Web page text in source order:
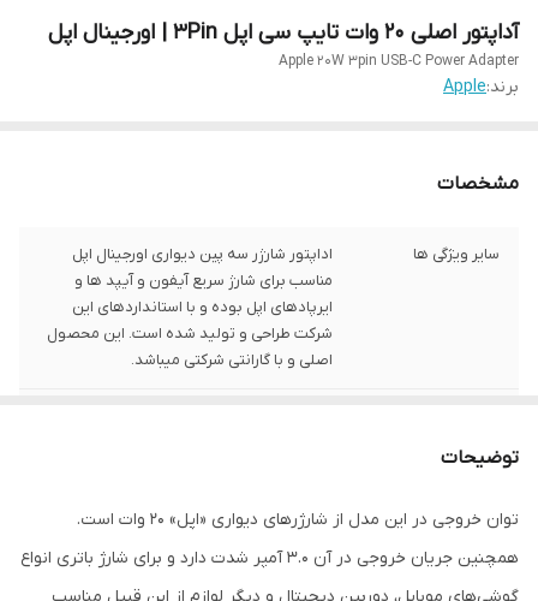
آداپتور اصلی ۲۰ وات تایپ سی اپل 3Pin | اورجینال اپل
Apple 20W 3pin USB-C Power Adapter
برند:Apple
مشخصات
سایر ویژگی ها
اداپتور شارژر سه پین دیواری اورجینال اپل
مناسب برای شارژ سریع آیفون و آیپد ها و
ایرپادهای اپل بوده و با استانداردهای این
شرکت طراحی و تولید شده است. این محصول
اصلی و با گارانتی شرکتی میباشد.
شدت جریان خروجی
آمپر توان خروجی 20 وات
اصالت کاملا اصلی و اورجینال
توضیحات
توان خروجی در این مدل از شارژرهای دیواری «اپل» 20 وات است.
همچنین جریان خروجی در آن 3.0 آمپر شدت دارد و برای شارژ باتری انواع